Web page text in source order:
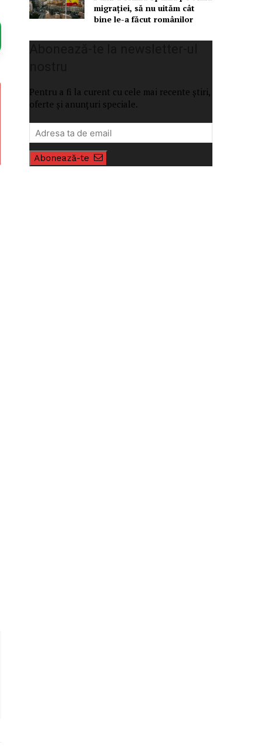
migrației, să nu uităm cât
bine le-a făcut românilor
Pentru a fi la curent cu cele mai recente știri,
oferte și anunțuri speciale.
Abonează-te